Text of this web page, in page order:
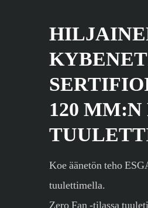
120 MM:N
Koe äänetön teho
tuulettimella.
Zero Fan -tilassa